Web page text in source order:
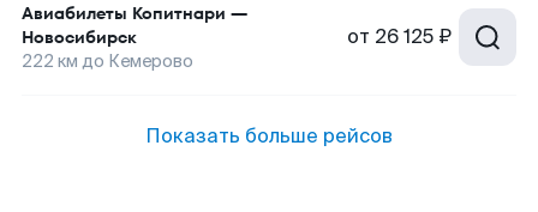
Авиабилеты Копитнари —
Новосибирск
222 км до Кемерово
от 26 125 ₽
Показать больше рейсов